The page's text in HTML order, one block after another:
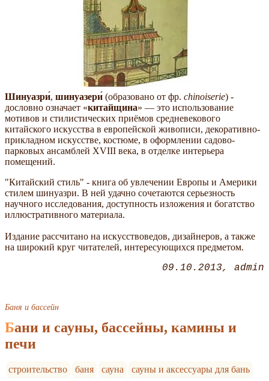
Шинуазри́, шинуазери́ (образовано от фр. chinoiserie) -
дословно означает
китайщина
— это использование
мотивов и стилистических приёмов средневекового
китайского искусства в европейской живописи, декоративно-
прикладном искусстве, костюме, в оформлении садово-
парковых ансамблей XVIII века, в отделке интерьера
помещений.
"Китайский стиль" - книга об увлечении Европы и Америки
стилем шинуазри. В ней удачно сочетаются серьезность
научного исследования, доступность изложения и богатство
иллюстративного материала.
Издание рассчитано на искусствоведов, дизайнеров, а также
на широкий круг читателей, интересующихся предметом.
09.10.2013 admin
Баня и бассейн
Бани и сауны, бассейны, камины и
печи
строительство баня сауна
сауны и аксессуары для бань